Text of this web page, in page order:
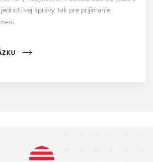
správy, tak pre prijímanie